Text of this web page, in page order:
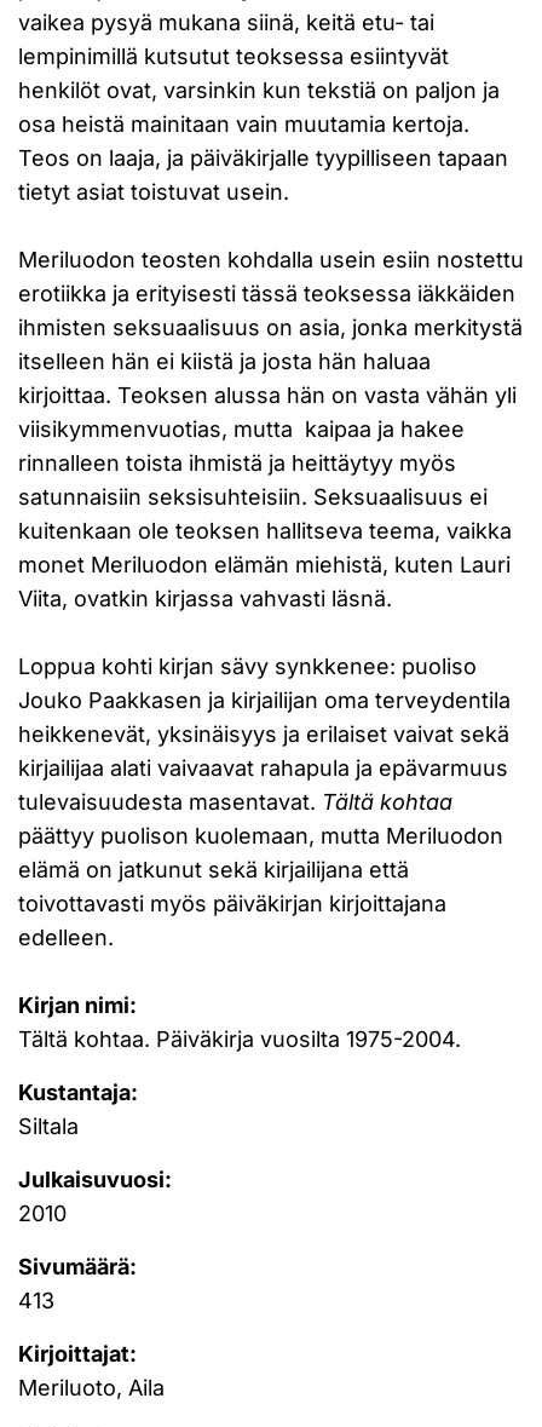
vaikea pysyä mukana siinä, keitä etu- tai
lempinimillä kutsutut teoksessa esiintyvät
henkilöt ovat, varsinkin kun tekstiä on paljon ja
osa heistä mainitaan vain muutamia kertoja.
Teos on laaja, ja päiväkirjalle tyypilliseen tapaan
tietyt asiat toistuvat usein.
Meriluodon teosten kohdalla usein esiin nostettu
erotiikka ja erityisesti tässä teoksessa iäkkäiden
ihmisten seksuaalisuus on asia, jonka merkitystä
itselleen hän ei kiistä ja josta hän haluaa
kirjoittaa. Teoksen alussa hän on vasta vähän yli
viisikymmenvuotias, mutta kaipaa ja hakee
rinnalleen toista ihmistä ja heittäytyy myös
satunnaisiin seksisuhteisiin. Seksuaalisuus ei
kuitenkaan ole teoksen hallitseva teema, vaikka
monet Meriluodon elämän miehistä, kuten Lauri
Viita, ovatkin kirjassa vahvasti läsnä.
Loppua kohti kirjan sävy synkkenee: puoliso
Jouko Paakkasen ja kirjailijan oma terveydentila
heikkenevät, yksinäisyys ja erilaiset vaivat sekä
kirjailijaa alati vaivaavat rahapula ja epävarmuus
tulevaisuudesta masentavat. Tältä kohtaa
päättyy puolison kuolemaan, mutta Meriluodon
elämä on jatkunut sekä kirjailijana että
toivottavasti myös päiväkirjan kirjoittajana
edelleen.
Kirjan nimi:
Tältä kohtaa. Päiväkirja vuosilta 1975-2004.
Kustantaja:
Siltala
Julkaisuvuosi:
2010
Sivumäärä:
413
Kirjoittajat:
Meriluoto, Aila